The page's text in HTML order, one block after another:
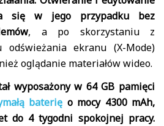
się w jego przypadku bez
, a po skorzystaniu z
odświeżania ekranu (X-Mode)
oglądanie materiałów wideo.
wyposażony w 64 GB pamięci
baterię o mocy 4300 mAh,
do 4 tygodni spokojnej pracy.